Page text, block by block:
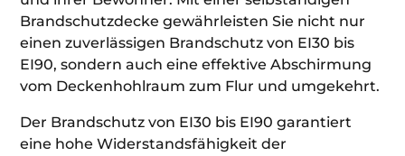
Brandschutzdecke gewährleisten Sie nicht nur
einen zuverlässigen Brandschutz von EI30 bis
EI90, sondern auch eine effektive Abschirmung
vom Deckenhohlraum zum Flur und umgekehrt.
Der Brandschutz von EI30 bis EI90 garantiert
eine hohe Widerstandsfähigkeit der